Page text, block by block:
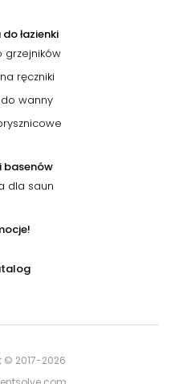
łazienki
grzejników
ręczniki
wanny
basenów
dla saun
© 2017-2026